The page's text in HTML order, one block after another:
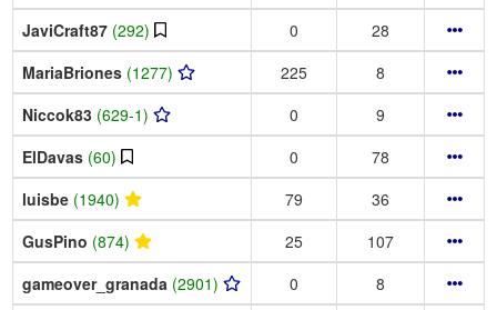
JaviCraft87 (292) 0
28
MariaBriones (1277) 225
8
Niccok83 (629-1) 0
9
ElDavas (60) 0
78
luisbe (1940) 79
36
GusPino (874) 25
107
gameover_granada (2901) 0
8